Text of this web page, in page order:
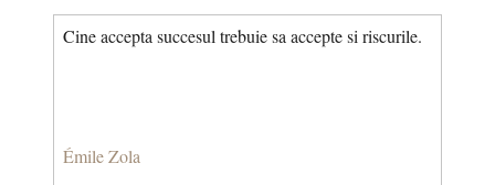
Cine accepta succesul trebuie sa accepte si riscurile.
Émile Zola